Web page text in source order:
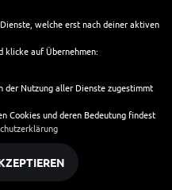
14:00 - 17:30
14:00 - 17:30
14:00 - 17:30
14:00 - 17:30
welche erst nach deiner aktiven
klicke auf Übernehmen:
Nutzung aller Dienste zugestimmt
Cookies und deren Bedeutung findest